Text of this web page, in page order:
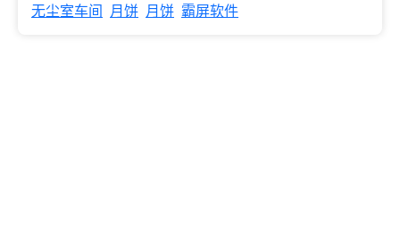
无尘室车间 月饼 月饼 霸屏软件